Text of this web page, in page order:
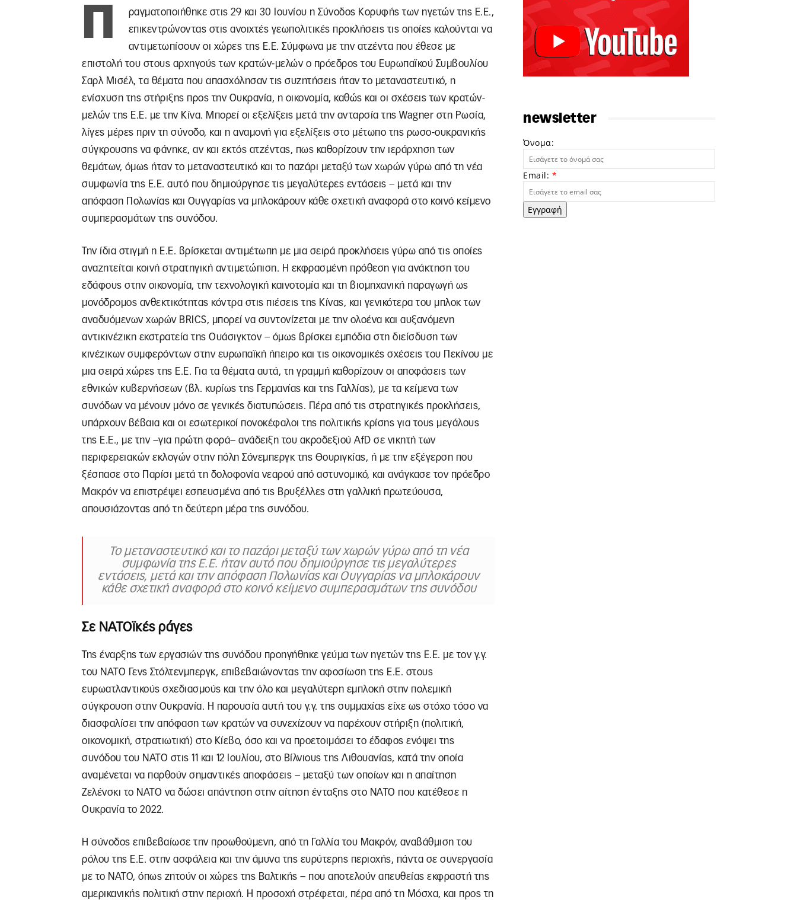
Π
ραγματοποιήθηκε στις 29 και 30 Ιουνίου η Σύνοδος Κορυφής των ηγετών της Ε.Ε.,
επικεντρώνοντας στις ανοιχτές γεωπολιτικές προκλήσεις τις οποίες καλούνται να
αντιμετωπίσουν οι χώρες της Ε.Ε. Σύμφωνα με την ατζέντα που έθεσε με
επιστολή του στους αρχηγούς των κρατών-μελών ο πρόεδρος του Ευρωπαϊκού Συμβουλίου
Σαρλ Μισέλ, τα θέματα που απασχόλησαν τις συζητήσεις ήταν το μεταναστευτικό, η
ενίσχυση της στήριξης προς την Ουκρανία, η οικονομία, καθώς και οι σχέσεις των κρατών-
μελών της Ε.Ε. με την Κίνα. Μπορεί οι εξελίξεις μετά την ανταρσία της Wagner στη Ρωσία,
λίγες μέρες πριν τη σύνοδο, και η αναμονή για εξελίξεις στο μέτωπο της ρωσο-ουκρανικής
σύγκρουσης να φάνηκε, αν και εκτός ατζέντας, πως καθορίζουν την ιεράρχηση των
θεμάτων, όμως ήταν το μεταναστευτικό και το παζάρι μεταξύ των χωρών γύρω από τη νέα
συμφωνία της Ε.Ε. αυτό που δημιούργησε τις μεγαλύτερες εντάσεις – μετά και την
απόφαση Πολωνίας και Ουγγαρίας να μπλοκάρουν κάθε σχετική αναφορά στο κοινό κείμενο
συμπερασμάτων της συνόδου.
Την ίδια στιγμή η Ε.Ε. βρίσκεται αντιμέτωπη με μια σειρά προκλήσεις γύρω από τις οποίες
αναζητείται κοινή στρατηγική αντιμετώπιση. Η εκφρασμένη πρόθεση για ανάκτηση του
εδάφους στην οικονομία, την τεχνολογική καινοτομία και τη βιομηχανική παραγωγή ως
μονόδρομος ανθεκτικότητας κόντρα στις πιέσεις της Κίνας, και γενικότερα του μπλοκ των
αναδυόμενων χωρών BRICS, μπορεί να συντονίζεται με την ολοένα και αυξανόμενη
αντικινέζικη εκστρατεία της Ουάσιγκτον – όμως βρίσκει εμπόδια στη διείσδυση των
κινέζικων συμφερόντων στην ευρωπαϊκή ήπειρο και τις οικονομικές σχέσεις του Πεκίνου με
μια σειρά χώρες της Ε.Ε. Για τα θέματα αυτά, τη γραμμή καθορίζουν οι αποφάσεις των
εθνικών κυβερνήσεων (βλ. κυρίως της Γερμανίας και της Γαλλίας), με τα κείμενα των
συνόδων να μένουν μόνο σε γενικές διατυπώσεις. Πέρα από τις στρατηγικές προκλήσεις,
υπάρχουν βέβαια και οι εσωτερικοί πονοκέφαλοι της πολιτικής κρίσης για τους μεγάλους
της Ε.Ε., με την –για πρώτη φορά– ανάδειξη του ακροδεξιού AfD σε νικητή των
περιφερειακών εκλογών στην πόλη Σόνεμπεργκ της Θουριγκίας, ή με την εξέγερση που
ξέσπασε στο Παρίσι μετά τη δολοφονία νεαρού από αστυνομικό, και ανάγκασε τον πρόεδρο
Μακρόν να επιστρέψει εσπευσμένα από τις Βρυξέλλες στη γαλλική πρωτεύουσα,
απουσιάζοντας από τη δεύτερη μέρα της συνόδου.
Το μεταναστευτικό και το παζάρι μεταξύ των χωρών γύρω από τη νέα
συμφωνία της Ε.Ε. ήταν αυτό που δημιούργησε τις μεγαλύτερες
εντάσεις, μετά και την απόφαση Πολωνίας και Ουγγαρίας να μπλοκάρουν
κάθε σχετική αναφορά στο κοινό κείμενο συμπερασμάτων της συνόδου
Σε ΝΑΤΟϊκές ράγες
Της έναρξης των εργασιών της συνόδου προηγήθηκε γεύμα των ηγετών της Ε.Ε. με τον γ.γ.
του ΝΑΤΟ Γενς Στόλτενμπεργκ, επιβεβαιώνοντας την αφοσίωση της Ε.Ε. στους
ευρωατλαντικούς σχεδιασμούς και την όλο και μεγαλύτερη εμπλοκή στην πολεμική
σύγκρουση στην Ουκρανία. Η παρουσία αυτή του γ.γ. της συμμαχίας είχε ως στόχο τόσο να
διασφαλίσει την απόφαση των κρατών να συνεχίζουν να παρέχουν στήριξη (πολιτική,
οικονομική, στρατιωτική) στο Κίεβο, όσο και να προετοιμάσει το έδαφος ενόψει της
συνόδου του ΝΑΤΟ στις 11 και 12 Ιουλίου, στο Βίλνιους της Λιθουανίας, κατά την οποία
αναμένεται να παρθούν σημαντικές αποφάσεις – μεταξύ των οποίων και η απαίτηση
Ζελένσκι το ΝΑΤΟ να δώσει απάντηση στην αίτηση ένταξης στο ΝΑΤΟ που κατέθεσε η
Ουκρανία το 2022.
Η σύνοδος επιβεβαίωσε την προωθούμενη, από τη Γαλλία του Μακρόν, αναβάθμιση του
ρόλου της Ε.Ε. στην ασφάλεια και την άμυνα της ευρύτερης περιοχής, πάντα σε συνεργασία
με το ΝΑΤΟ, όπως ζητούν οι χώρες της Βαλτικής – που αποτελούν απευθείας εκφραστή της
αμερικανικής πολιτική στην περιοχή. Η προσοχή στρέφεται, πέρα από τη Μόσχα, και προς τη
newsletter
Όνομα:
Email: *
Εγγραφή